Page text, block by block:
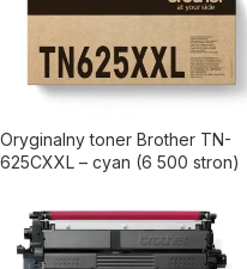
Oryginalny toner Brother TN-
625CXXL – cyan (6 500 stron)